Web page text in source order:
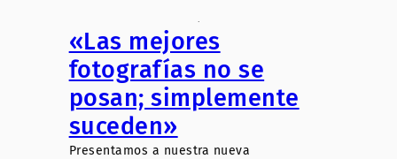
.
«Las mejores
fotografías no se
posan; simplemente
suceden»
Presentamos a nuestra nueva